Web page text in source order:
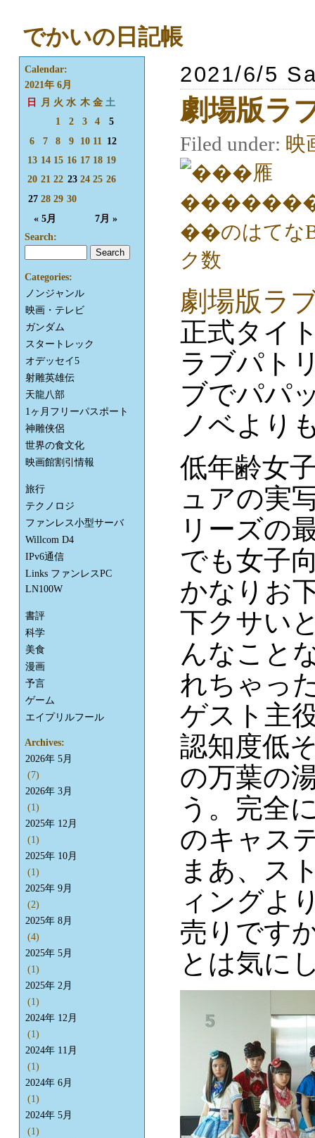
でかいの日記帳
2021/6/5
劇場版ラ
Filed under: 映
劇場版ラ
正式タイ
ラブパト
ブでパパ
ノベより
低年齢女
ュアの実
リーズの
でも女子
かなりお
下クサい
んなこと
れちゃっ
ゲスト主
認知度低
の万葉の
う。完全
のキャス
まあ、ス
ィングよ
売りです
とは気に
Calendar:
2021年 6月
日
月 火 水 木 金 土
« 5月 7月 »
1 2 3 4
5
6
7 8 9 10 11
12
13 14 15 16 17 18 19
20 21 22 23 24 25 26
27 28 29 30
Search:
Categories:
ノンジャンル
映画・テレビ
ガンダム
スタートレック
オデッセイ5
射雕英雄伝
天龍八部
1ヶ月フリーパスポート
神雕侠侶
世界の食文化
映画館割引情報
旅行
テクノロジ
ファンレス小型サーバ
Willcom D4
IPv6通信
Links ファンレスPC
LN100W
書評
科学
美食
漫画
予言
ゲーム
エイプリルフール
Archives:
2026年 5月
(7)
2026年 3月
(1)
2025年 12月
(1)
2025年 10月
(1)
2025年 9月
(2)
2025年 8月
(4)
2025年 5月
(1)
2025年 2月
(1)
2024年 12月
(1)
2024年 11月
(1)
2024年 6月
(1)
2024年 5月
(1)